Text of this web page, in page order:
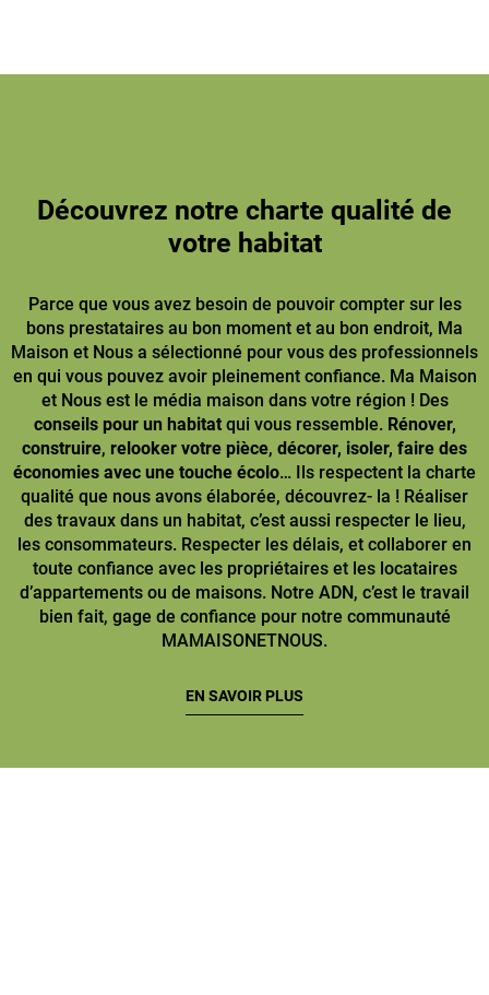
Découvrez notre charte qualité de
votre habitat
Parce que vous avez besoin de pouvoir compter sur les
bons prestataires au bon moment et au bon endroit, Ma
Maison et Nous a sélectionné pour vous des professionnels
en qui vous pouvez avoir pleinement confiance. Ma Maison
et Nous est le média maison dans votre région ! Des
conseils pour un habitatqui vous ressemble. Rénover,
construire, relooker votre pièce, décorer, isoler, faire des
économies avec une touche écolo… Ils respectent la charte
qualité que nous avons élaborée, découvrez- la ! Réaliser
des travaux dans un habitat, c’est aussi respecter le lieu,
les consommateurs. Respecter les délais, et collaborer en
toute confiance avec les propriétaires et les locataires
d’appartements ou de maisons. Notre ADN, c’est le travail
bien fait, gage de confiance pour notre communauté
MAMAISONETNOUS.
EN SAVOIR PLUS